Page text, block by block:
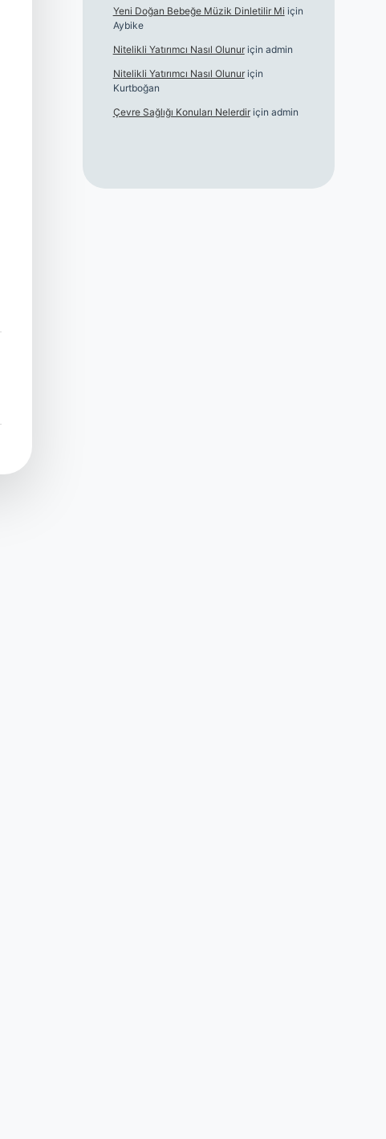
Yeni Doğan Bebeğe Müzik Dinletilir Mi için
Aybike
Nitelikli Yatırımcı Nasıl Olunuriçin admin
Nitelikli Yatırımcı Nasıl Olunuriçin
Kurtboğan
Çevre Sağlığı Konuları Nelerdiriçin admin